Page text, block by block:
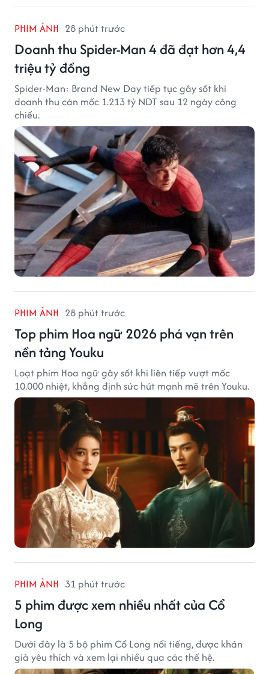
PHIM ẢNH 28 phút trước
Doanh thu Spider-Man 4 đã đạt hơn 4,4
triệu tỷ đồng
Spider-Man: Brand New Day tiếp tục gây sốt khi
doanh thu cán mốc 1.213 tỷ NDT sau 12 ngày công
chiếu.
PHIM ẢNH 28 phút trước
Top phim Hoa ngữ 2026 phá vạn trên
nền tảng Youku
Loạt phim Hoa ngữ gây sốt khi liên tiếp vượt mốc
10.000 nhiệt, khẳng định sức hút mạnh mẽ trên Youku.
PHIM ẢNH 31 phút trước
5 phim được xem nhiều nhất của Cổ
Long
Dưới đây là 5 bộ phim Cổ Long nổi tiếng, được khán
giả yêu thích và xem lại nhiều qua các thế hệ.